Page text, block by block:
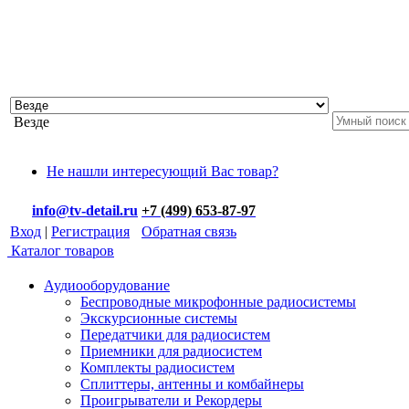
Везде
Не нашли интересующий Вас товар?
info@tv-detail.ru +7 (499) 653-87-97
Вход | Регистрация
Обратная связь
Каталог товаров
Аудиооборудование
Беспроводные микрофонные радиосистемы
Экскурсионные системы
Передатчики для радиосистем
Приемники для радиосистем
Комплекты радиосистем
Сплиттеры, антенны и комбайнеры
Проигрыватели и Рекордеры